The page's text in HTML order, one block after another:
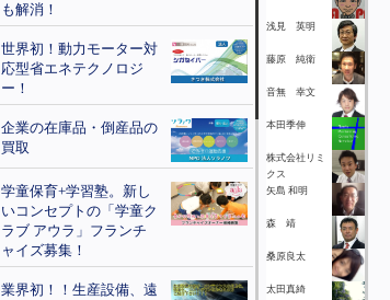
も解消！
世界初！動力モーター対
応型省エネテクノロジ
ー！
企業の在庫品・倒産品の
買取
学童保育+学習塾。新し
いコンセプトの「学童ク
ラブ アウラ」フランチ
ャイズ募集！
業界初！！生産設備、遠
浅見 英明
藤原 純衛
音無 幸文
本田季伸
株式会社リミ
クス
矢島 和明
森 靖
桑原良太
太田真綺